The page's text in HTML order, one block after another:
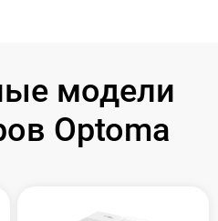
модели
Optoma